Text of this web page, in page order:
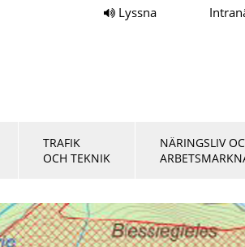
Lyssna
TRAFIK
OCH TEKNIK
NÄRINGSLIV